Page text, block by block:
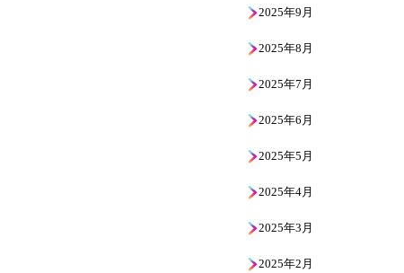
2025年9月
2025年8月
2025年7月
2025年6月
2025年5月
2025年4月
2025年3月
2025年2月